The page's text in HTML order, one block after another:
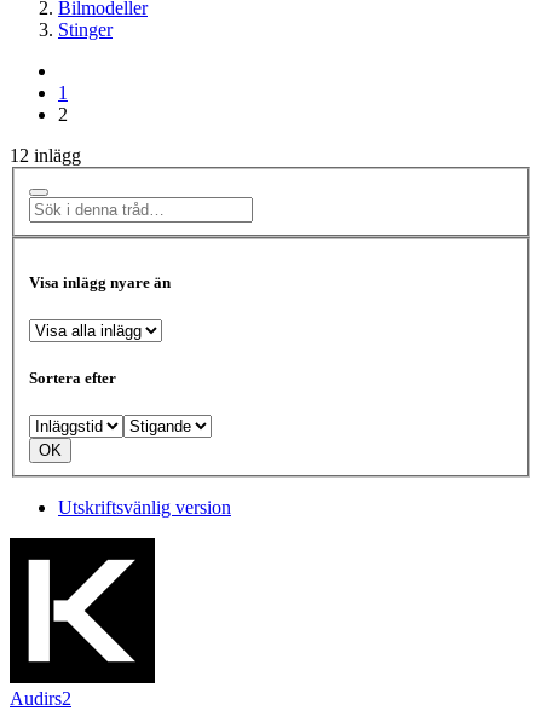
Bilmodeller
Stinger
1
2
12 inlägg
Visa inlägg nyare än
Sortera efter
Utskriftsvänlig version
Audirs2